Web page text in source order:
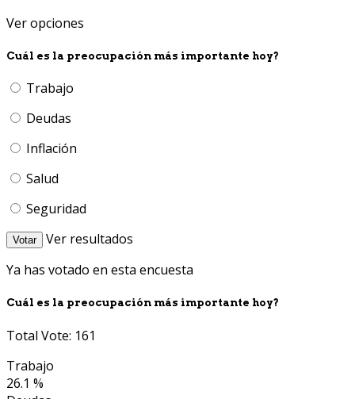
Ver opciones
Cuál es la preocupación más importante hoy?
Trabajo
Deudas
Inflación
Salud
Seguridad
Votar
Ver resultados
Ya has votado en esta encuesta
Cuál es la preocupación más importante hoy?
Total Vote: 161
Trabajo
26.1 %